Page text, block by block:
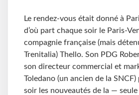
Le rendez-vous était donné à
d’où part chaque soir le Paris-
compagnie française (mais
Trenitalia) Thello. Son PDG
son directeur commercial et
Toledano (un ancien de la
soir les nouveautés de la —